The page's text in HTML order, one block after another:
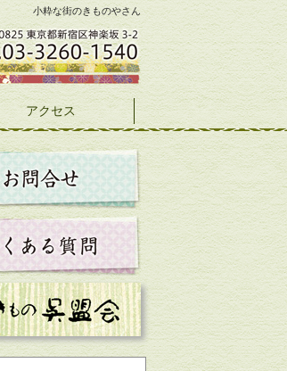
小粋な街のきものやさん
アクセス